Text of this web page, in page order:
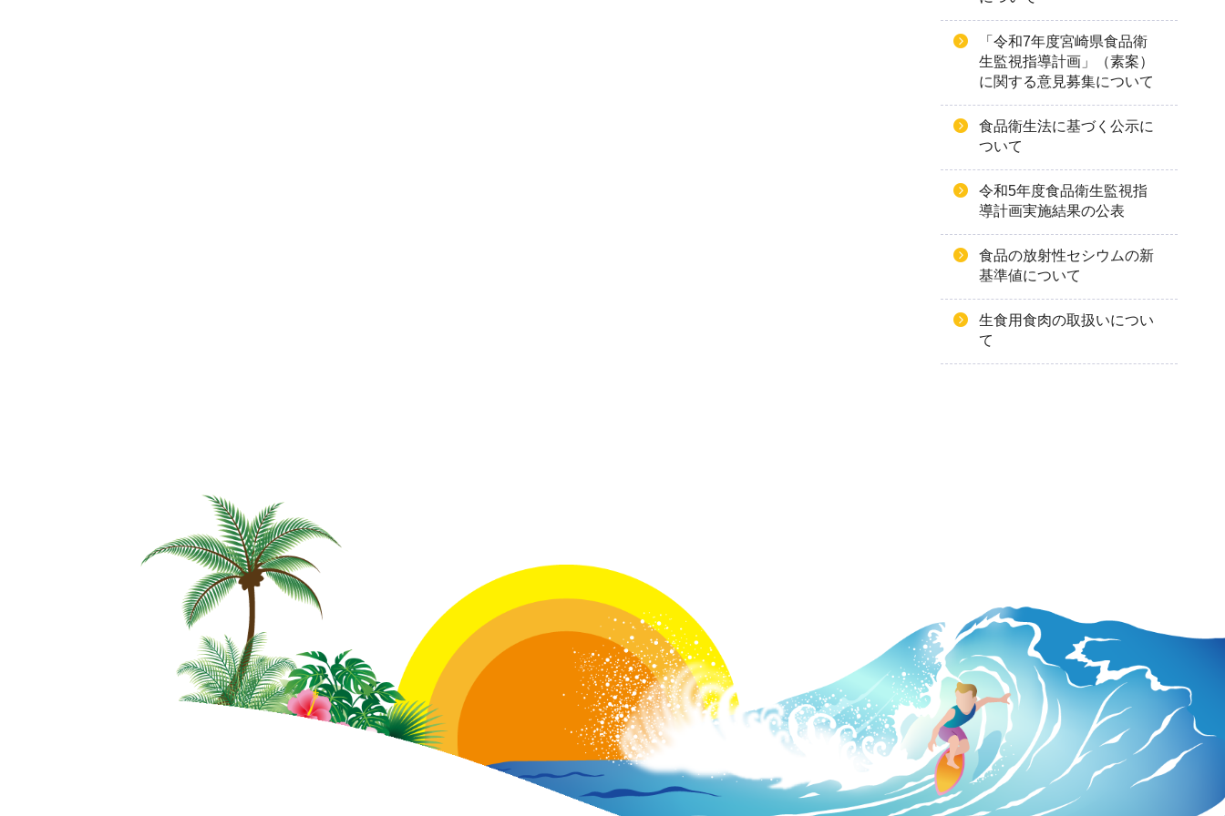
「令和7年度宮崎県食品衛
生監視指導計画」（素案）
に関する意見募集について
食品衛生法に基づく公示に
ついて
令和5年度食品衛生監視指
導計画実施結果の公表
食品の放射性セシウムの新
基準値について
生食用食肉の取扱いについ
て